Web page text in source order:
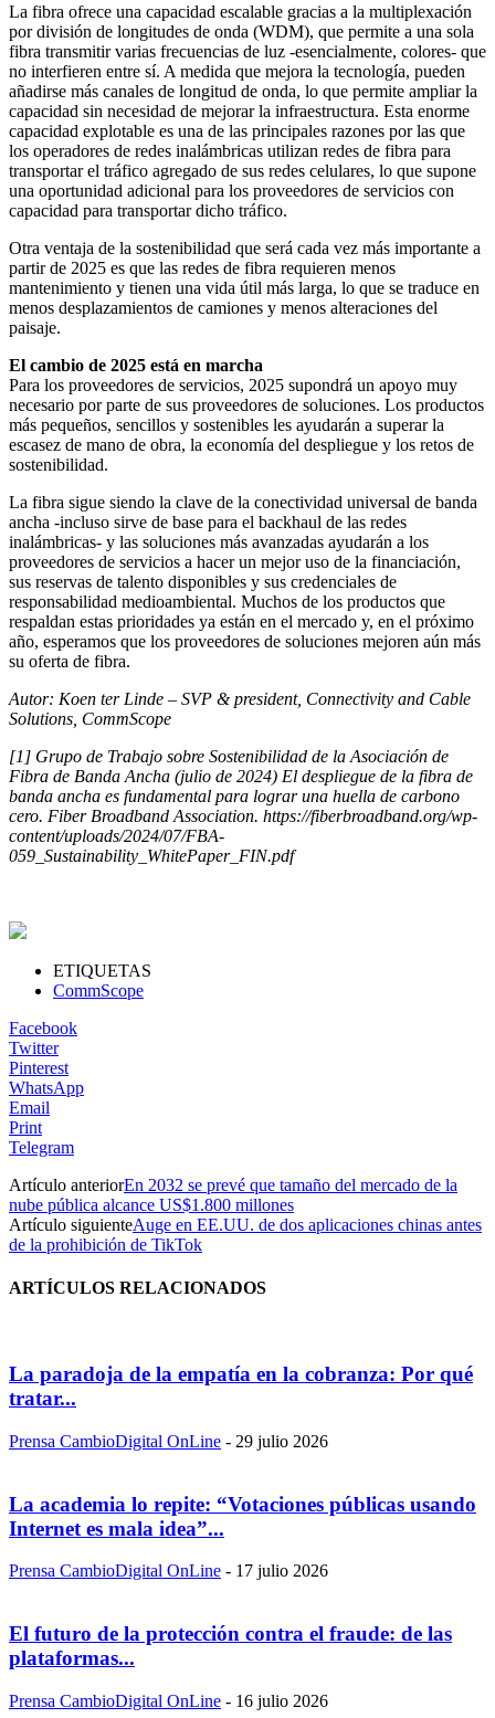
La fibra ofrece una capacidad escalable gracias a la multiplexación
por división de longitudes de onda (WDM), que permite a una sola
fibra transmitir varias frecuencias de luz -esencialmente, colores- que
no interfieren entre sí. A medida que mejora la tecnología, pueden
añadirse más canales de longitud de onda, lo que permite ampliar la
capacidad sin necesidad de mejorar la infraestructura. Esta enorme
capacidad explotable es una de las principales razones por las que
los operadores de redes inalámbricas utilizan redes de fibra para
transportar el tráfico agregado de sus redes celulares, lo que supone
una oportunidad adicional para los proveedores de servicios con
capacidad para transportar dicho tráfico.
Otra ventaja de la sostenibilidad que será cada vez más importante a
partir de 2025 es que las redes de fibra requieren menos
mantenimiento y tienen una vida útil más larga, lo que se traduce en
menos desplazamientos de camiones y menos alteraciones del
paisaje.
El cambio de 2025 está en marcha
Para los proveedores de servicios, 2025 supondrá un apoyo muy
necesario por parte de sus proveedores de soluciones. Los productos
más pequeños, sencillos y sostenibles les ayudarán a superar la
escasez de mano de obra, la economía del despliegue y los retos de
sostenibilidad.
La fibra sigue siendo la clave de la conectividad universal de banda
ancha -incluso sirve de base para el backhaul de las redes
inalámbricas- y las soluciones más avanzadas ayudarán a los
proveedores de servicios a hacer un mejor uso de la financiación,
sus reservas de talento disponibles y sus credenciales de
responsabilidad medioambiental. Muchos de los productos que
respaldan estas prioridades ya están en el mercado y, en el próximo
año, esperamos que los proveedores de soluciones mejoren aún más
su oferta de fibra.
Autor: Koen ter Linde – SVP & president, Connectivity and Cable
Solutions, CommScope
[1] Grupo de Trabajo sobre Sostenibilidad de la Asociación de
Fibra de Banda Ancha (julio de 2024) El despliegue de la fibra de
banda ancha es fundamental para lograr una huella de carbono
cero. Fiber Broadband Association. https://fiberbroadband.org/wp-
content/uploads/2024/07/FBA-
059_Sustainability_WhitePaper_FIN.pdf
ETIQUETAS
CommScope
Facebook
Twitter
Pinterest
WhatsApp
Email
Print
Telegram
Artículo anteriorEn 2032 se prevé que tamaño del mercado de la
nube pública alcance US$1.800 millones
Artículo siguienteAuge en EE.UU. de dos aplicaciones chinas antes
de la prohibición de TikTok
ARTÍCULOS RELACIONADOS
La paradoja de la empatía en la cobranza: Por qué
tratar...
Prensa CambioDigital OnLine - 29 julio 2026
La academia lo repite: “Votaciones públicas usando
Internet es mala idea”...
Prensa CambioDigital OnLine - 17 julio 2026
El futuro de la protección contra el fraude: de las
plataformas...
Prensa CambioDigital OnLine - 16 julio 2026